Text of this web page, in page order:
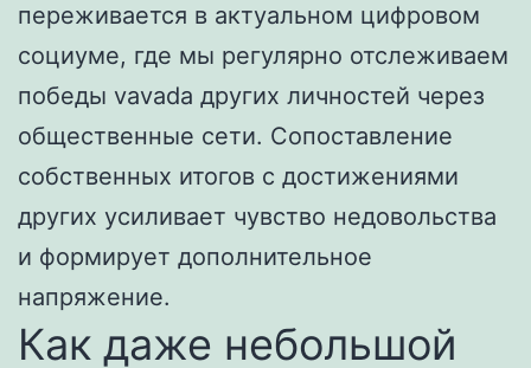
переживается в актуальном цифровом
социуме, где мы регулярно отслеживаем
победы vavada других личностей через
общественные сети. Сопоставление
собственных итогов с достижениями
других усиливает чувство недовольства
и формирует дополнительное
напряжение.
Как даже небольшой